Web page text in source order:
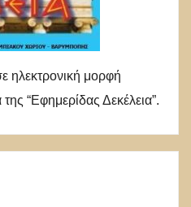
ηλεκτρονική μορφή
“Εφημερίδας Δεκέλεια”.